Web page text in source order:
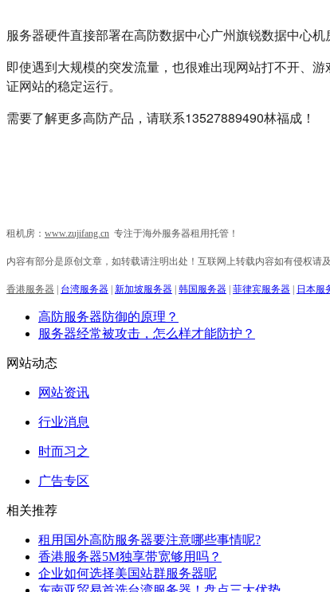
服务器硬件直接部署在高防数据中心广州旗锐数据中心
即使遇到大规模的突发流量，也很难出现网站打不开、
证网站的稳定运行。
需要了解更多高防产品，请联系13527889490林福成！
租机房： www.zujifang.cn 专注于海外服务器租用托管！
内容有部分是原创文章，如转载请注明出处！互联网上转载内容如有侵权请
香港服务器 台湾服务器 新加坡服务器 韩国服务器 菲律宾服务器 日本服
高防服务器防御的原理？
服务器经常被攻击，怎么样才能防护？
网站动态
网站资讯
行业消息
时而习之
广告专区
相关推荐
租用国外高防服务器要注意哪些事情呢?
香港服务器5M独享带宽够用吗？
企业如何选择美国站群服务器呢